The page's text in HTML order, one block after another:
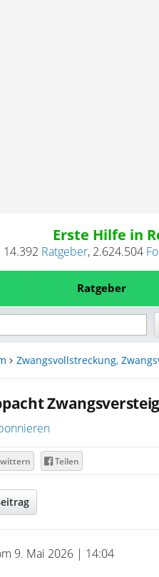
Erste Hilfe in
14.392 Ratgeber, 2.624.504
Ratgeber
Zwangsvollstreckung,
Teilen
9. Mai 2026 | 14:04